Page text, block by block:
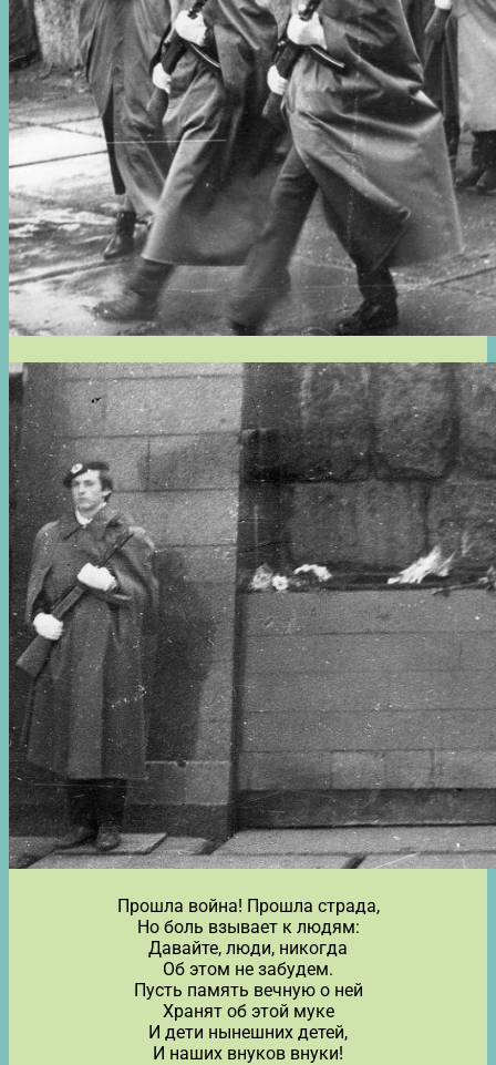
Прошла война! Прошла страда,
Но боль взывает к людям:
Давайте, люди, никогда
Об этом не забудем.
Пусть память вечную о ней
Хранят об этой муке
И дети нынешних детей,
И наших внуков внуки!